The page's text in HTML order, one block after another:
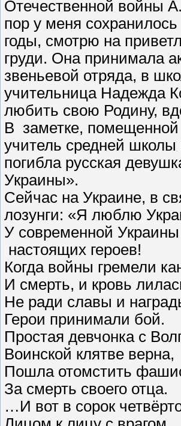
Отечественной войны
пор у меня
годы, смотрю на
груди. Она принимала
звеньевой отряда, в
учительница Надежда
любить свою Родину,
В заметке, помещенной
учитель средней
погибла русская
Украины».
Сейчас на Украине, в
лозунги: «Я люблю
У современной
настоящих героев!
Когда войны гремели
И смерть, и кровь
Не ради славы и
Герои принимали бой.
Простая девчонка с
Воинской клятве верна,
Пошла отомстить
За смерть своего отца.
…И вот в сорок